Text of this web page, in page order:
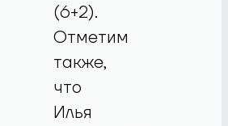
(6+2).
Отметим
также,
что
Илья